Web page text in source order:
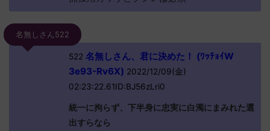
名無しさん522
522 名無しさん、君に決めた！ (ﾜｯﾁｮｲW
3e93-Rv6X) 2022/12/09(金)
02:23:22.61ID:BJ56zLri0
統一に拘らず、下半身に忠実に白濁にまみれた選
出すらなら